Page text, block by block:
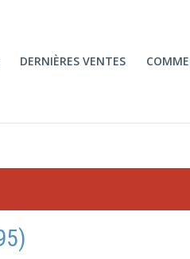
DERNIÈRES VENTES